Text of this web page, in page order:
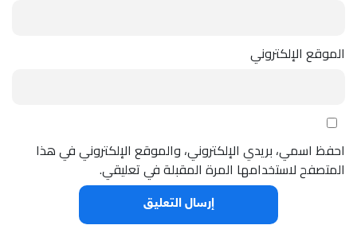
الموقع الإلكتروني
احفظ اسمي، بريدي الإلكتروني، والموقع الإلكتروني في هذا
المتصفح لاستخدامها المرة المقبلة في تعليقي.